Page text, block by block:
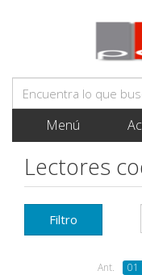
Menú
Lectores
Filtro
Ant. 01